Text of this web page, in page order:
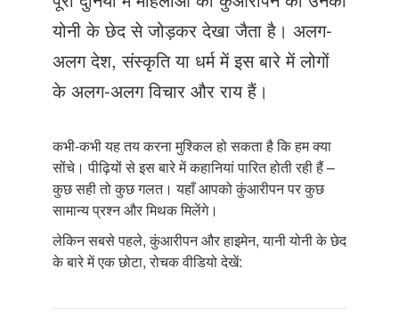
Just Poocho
संपर्क करें
योनी के छेद से जोड़कर देखा जैता है। अलग-
अलग देश, संस्कृति या धर्म में इस बारे में लोगों
के अलग-अलग विचार और राय हैं।
कभी-कभी यह तय करना मुश्किल हो सकता है कि हम क्या
सोंचे। पीढ़ियों से इस बारे में कहानियां पारित होती रही हैं –
कुछ सही तो कुछ गलत। यहाँ आपको कुंआरीपन पर कुछ
सामान्य प्रश्न और मिथक मिलेंगे।
लेकिन सबसे पहले, कुंआरीपन और हाइमेन, यानी योनी के छेद
के बारे में एक छोटा, रोचक वीडियो देखें: